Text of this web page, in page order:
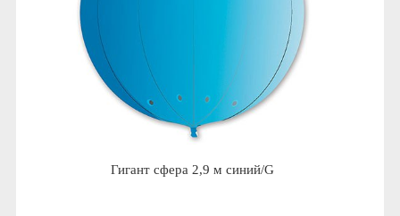
Гигант сфера 2,9 м синий/G